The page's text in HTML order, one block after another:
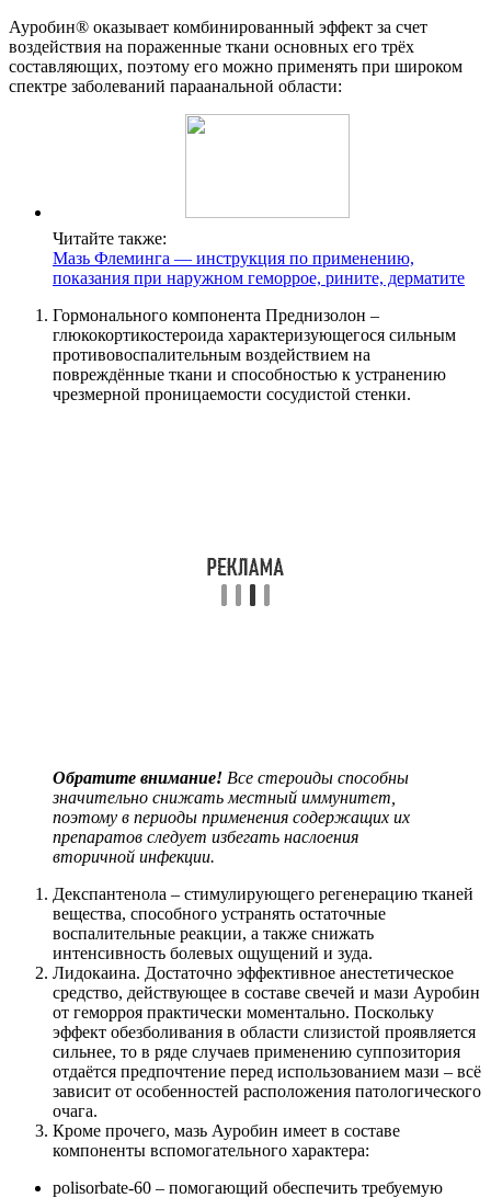
Ауробин® оказывает комбинированный эффект за счет
воздействия на пораженные ткани основных его трёх
составляющих, поэтому его можно применять при широком
спектре заболеваний параанальной области:
Читайте также:
Мазь Флеминга — инструкция по применению,
показания при наружном геморрое, рините, дерматите
Гормонального компонента Преднизолон –
глюкокортикостероида характеризующегося сильным
противовоспалительным воздействием на
повреждённые ткани и способностью к устранению
чрезмерной проницаемости сосудистой стенки.
Обратите внимание! Все стероиды способны
значительно снижать местный иммунитет,
поэтому в периоды применения содержащих их
препаратов следует избегать наслоения
вторичной инфекции.
Декспантенола – стимулирующего регенерацию тканей
вещества, способного устранять остаточные
воспалительные реакции, а также снижать
интенсивность болевых ощущений и зуда.
Лидокаина. Достаточно эффективное анестетическое
средство, действующее в составе свечей и мази Ауробин
от геморроя практически моментально. Поскольку
эффект обезболивания в области слизистой проявляется
сильнее, то в ряде случаев применению суппозитория
отдаётся предпочтение перед использованием мази – всё
зависит от особенностей расположения патологического
очага.
Кроме прочего, мазь Ауробин имеет в составе
компоненты вспомогательного характера:
polisorbate-60 – помогающий обеспечить требуемую